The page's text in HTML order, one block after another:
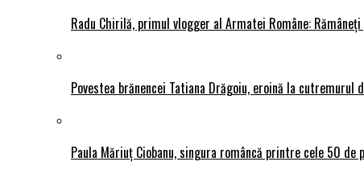
Radu Chirilă, primul vlogger al Armatei Române:
Povestea brănencei Tatiana Drăgoiu, eroină la cutremurul
Paula Măriuț Ciobanu, singura româncă printre cele 50